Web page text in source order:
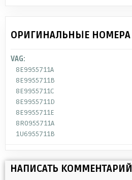
ОРИГИНАЛЬНЫЕ НОМЕРА
VAG:
8E9955711A
8E9955711B
8E9955711C
8E9955711D
8E9955711E
8R0955711A
1U6955711B
НАПИСАТЬ КОММЕНТАРИЙ